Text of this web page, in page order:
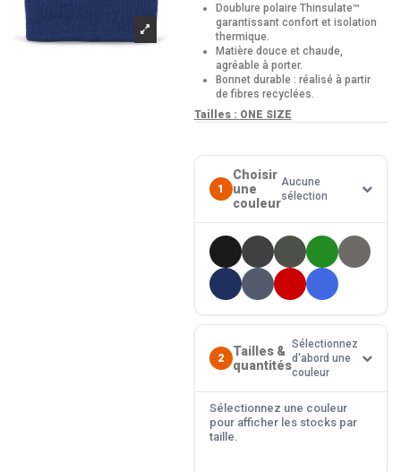
Doublure polaire Thinsulate™
garantissant confort et isolation
thermique.
Matière douce et chaude,
agréable à porter.
Bonnet durable : réalisé à partir
de fibres recyclées.
Tailles : ONE SIZE
1
Choisir
une
couleur
Aucune
sélection
2
Tailles &
quantités
Sélectionnez
d'abord une
couleur
Sélectionnez une couleur
pour afficher les stocks par
taille.